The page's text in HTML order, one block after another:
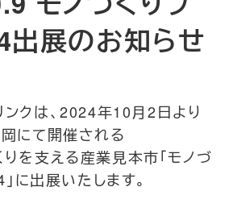
出展のお知らせ
クは、2024年10月2日より
にて開催される
を支える産業見本市「モノづ
に出展いたします。